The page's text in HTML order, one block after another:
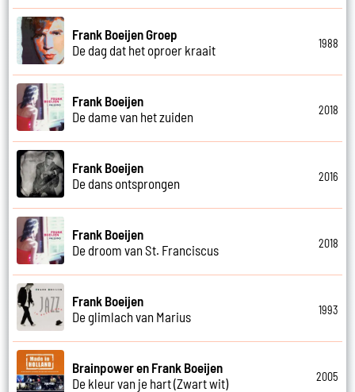
Frank Boeijen Groep
De dag dat het oproer kraait
1988
Frank Boeijen
De dame van het zuiden
2018
Frank Boeijen
De dans ontsprongen
2016
Frank Boeijen
De droom van St. Franciscus
2018
Frank Boeijen
De glimlach van Marius
1993
Brainpower en Frank Boeijen
De kleur van je hart (Zwart wit)
2005